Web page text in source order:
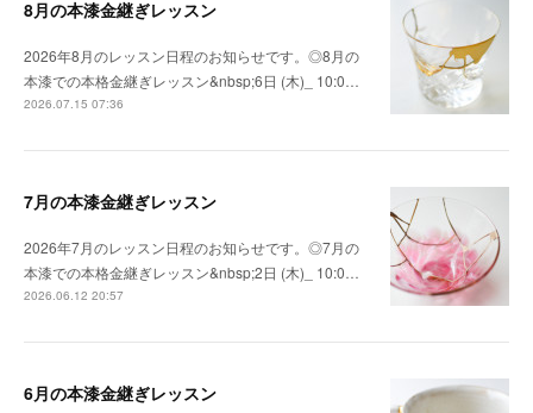
8月の本漆金継ぎレッスン
2026年8月のレッスン日程のお知らせです。◎8月の
本漆での本格金継ぎレッスン&nbsp;6日 (木)_ 10:0…
2026.07.15 07:36
7月の本漆金継ぎレッスン
2026年7月のレッスン日程のお知らせです。◎7月の
本漆での本格金継ぎレッスン&nbsp;2日 (木)_ 10:0…
2026.06.12 20:57
6月の本漆金継ぎレッスン